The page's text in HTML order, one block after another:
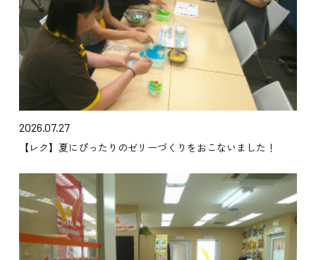
2026.07.27
【レク】夏にぴったりのゼリーづくりをおこないました！